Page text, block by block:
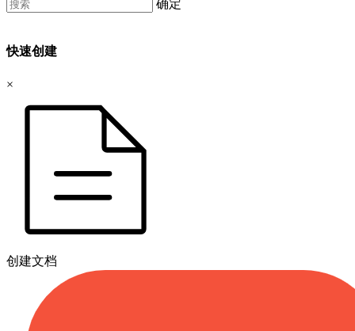
确定
快速创建
×
创建文档